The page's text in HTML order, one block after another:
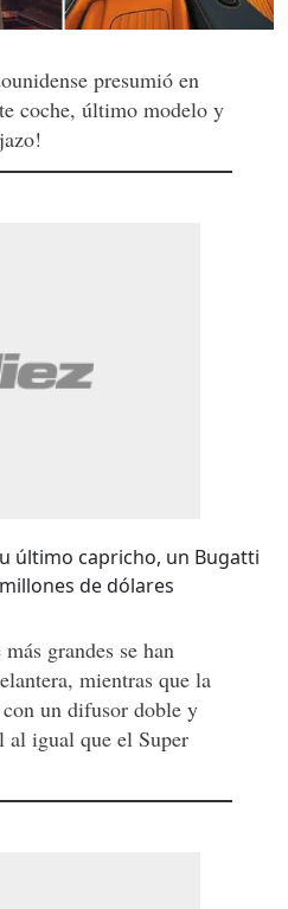
presumió en
coche, último modelo y
grandes se han
mientras que la
un difusor doble y
al igual que el Super